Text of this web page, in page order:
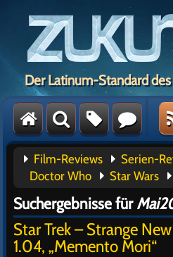
Der Latinum-Standard
Film-Reviews Serien-
Doctor Who
Star Wars
Suchergebnisse für
Star Trek – Strange
1.04, „Memento Mori“